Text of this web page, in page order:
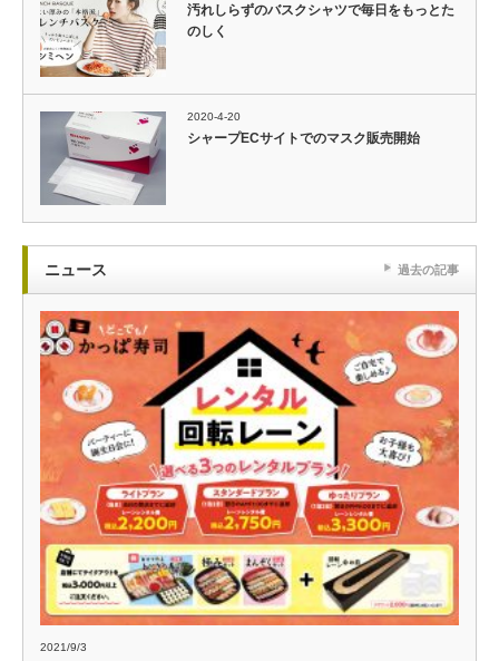
汚れしらずのバスクシャツで毎日をもっとた
のしく
2020-4-20
シャープECサイトでのマスク販売開始
ニュース 過去の記事
2021/9/3